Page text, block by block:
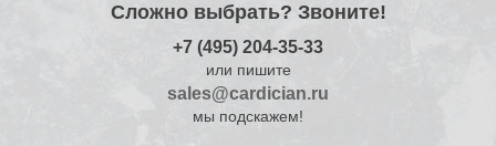
Сложно выбрать? Звоните!
+7 (495) 204-35-33
или пишите
sales@cardician.ru
мы подскажем!